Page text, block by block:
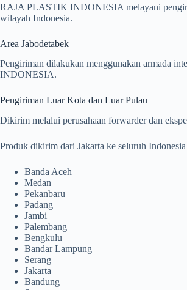
RAJA PLASTIK INDONESIA melayani
wilayah Indonesia.
Area Jabodetabek
Pengiriman dilakukan menggunakan armada
INDONESIA.
Pengiriman Luar Kota dan Luar Pulau
Dikirim melalui perusahaan forwarder dan
Produk dikirim dari Jakarta ke seluruh Indonesia
Banda Aceh
Medan
Pekanbaru
Padang
Jambi
Palembang
Bengkulu
Bandar Lampung
Serang
Jakarta
Bandung